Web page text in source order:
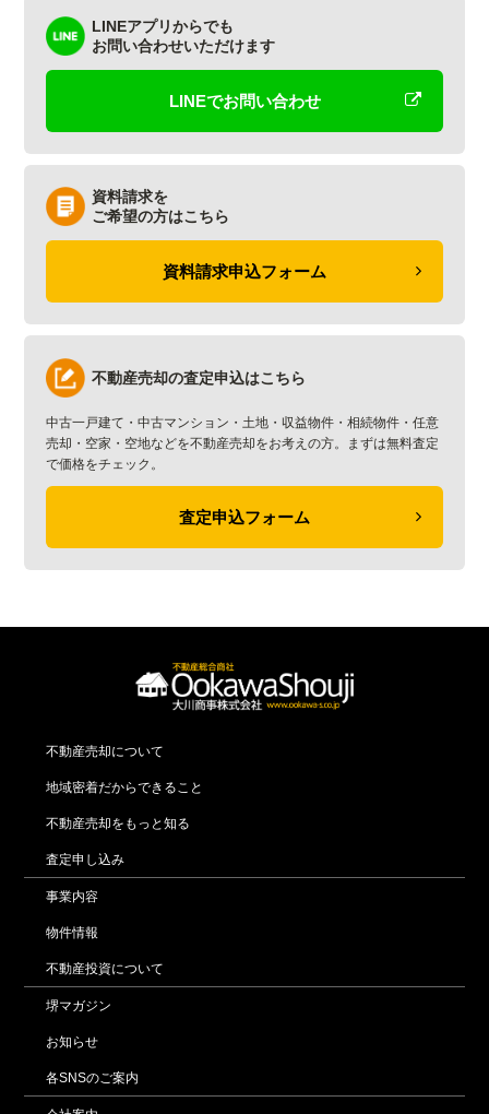
LINEアプリからでも
お問い合わせいただけます
LINEでお問い合わせ
資料請求を
ご希望の方はこちら
資料請求申込フォーム
不動産売却の査定申込はこちら
中古一戸建て・中古マンション・土地・収益物件・相続物件・任意
売却・空家・空地などを不動産売却をお考えの方。まずは無料査定
で価格をチェック。
査定申込フォーム
不動産売却について
地域密着だからできること
不動産売却をもっと知る
査定申し込み
事業内容
物件情報
不動産投資について
堺マガジン
お知らせ
各SNSのご案内